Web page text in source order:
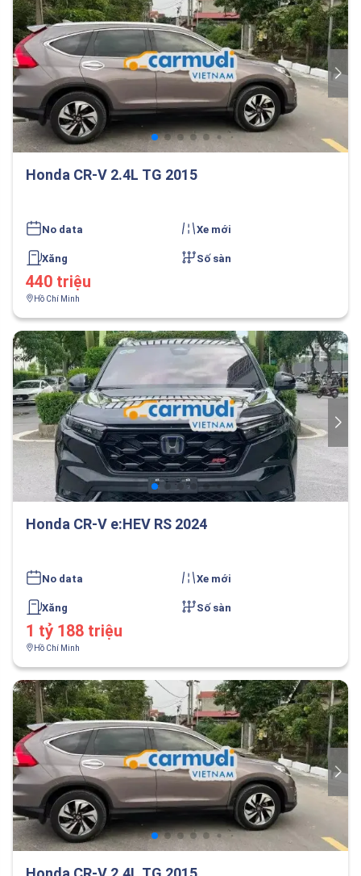
Honda CR-V 2.4L TG 2015
No data Xe mới
Xăng Số sàn
440 triệu
Hồ Chí Minh
Honda CR-V e:HEV RS 2024
No data Xe mới
Xăng Số sàn
1 tỷ 188 triệu
Hồ Chí Minh